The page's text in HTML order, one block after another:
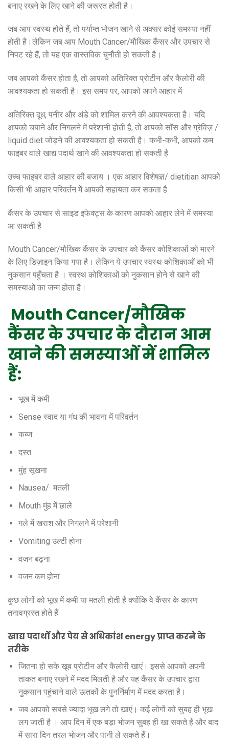
बनाए रखने के लिए खाने की जरूरत होती है।
जब आप स्वस्थ होते हैं, तो पर्याप्त भोजन खाने से अक्सर कोई समस्या नहीं
होती है।लेकिन जब आप Mouth Cancer/मौखिक कैंसर और उपचार से
निपट रहे हैं, तो यह एक वास्तविक चुनौती हो सकती है।
जब आपको कैंसर होता है, तो आपको अतिरिक्त प्रोटीन और कैलोरी की
आवश्यकता हो सकती है। इस समय पर, आपको अपने आहार में
अतिरिक्त दूध, पनीर और अंडे को शामिल करने की आवश्यकता है। यदि
आपको चबाने और निगलने में परेशानी होती है, तो आपको सॉस और ग्रेविज़ /
liquid diet जोड़ने की आवश्यकता हो सकती है। कभी-कभी, आपको कम
फाइबर वाले खाद्य पदार्थ खाने की आवश्यकता हो सकती है
उच्च फाइबर वाले आहार की बजाय । एक आहार विशेषज्ञ/ dietitian आपको
किसी भी आहार परिवर्तन में आपकी सहायता कर सकता है
कैंसर के उपचार से साइड इफेक्ट्स के कारण आपको आहार लेने में समस्या
आ सकती है
Mouth Cancer/मौखिक कैंसर के उपचार को कैंसर कोशिकाओं को मारने
के लिए डिज़ाइन किया गया है। लेकिन ये उपचार स्वस्थ कोशिकाओं को भी
नुकसान पहुँचता है । स्वस्थ कोशिकाओं को नुकसान होने से खाने की
समस्याओं का जन्म होता है।
Mouth Cancer/मौखिक
कैंसरके उपचार के दौरान आम
खाने की समस्याओं में शामिल
हैं:
भूख में कमी
Sense स्वाद या गंध की भावना में परिवर्तन
कब्ज
दस्त
मुंह सूखना
Nausea/ मतली
Mouth मुंह में छाले
गले में खराश और निगलने में परेशानी
Vomiting उल्टी होना
वजन बढ़ना
वजन कम होना
कुछ लोगों को भूख में कमी या मतली होती है क्योंकि वे कैंसर के कारण
तनावग्रस्त होते हैं
खाद्य पदार्थों और पेय से अधिकांश energy प्राप्त करने के
तरीके
जितना हो सके खूब प्रोटीन और कैलोरी खाएं। इससे आपको अपनी
ताकत बनाए रखने में मदद मिलती है और यह कैंसर के उपचार द्वारा
नुकसान पहुंचाने वाले ऊतकों के पुनर्निर्माण में मदद करता है।
जब आपको सबसे ज्यादा भूख लगे तो खाएं। कई लोगों को सुबह ही भूख
लग जाती है । आप दिन में एक बड़ा भोजन सुबह ही खा सकते है और बाद
में सारा दिन तरल भोजन और पानी ले सकते हैं।